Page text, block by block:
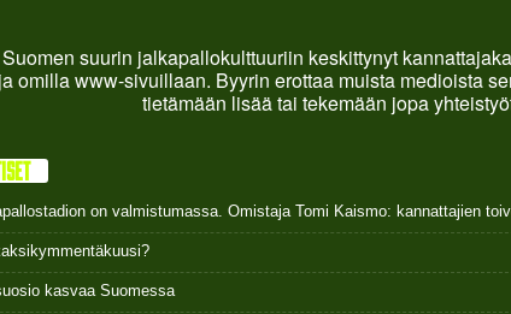
suurin jalkapallokulttuuriin keskittynyt
omilla www-sivuillaan. Byyrin erottaa muista medioista
tietämään lisää tai tekemään jopa
on valmistumassa. Omistaja Tomi Kaismo: kannattajien
kasvaa Suomessa